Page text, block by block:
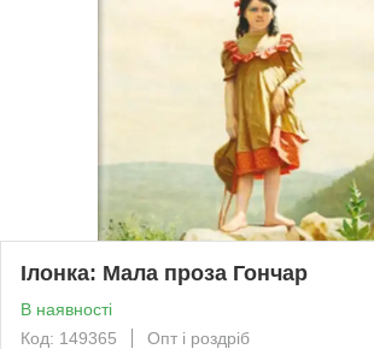
Ілонка: Мала проза Гончар
В наявності
Код: 149365
Опт і роздріб